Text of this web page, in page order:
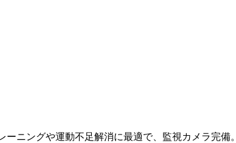
ニングや運動不足解消に最適で、監視カメラ完備。